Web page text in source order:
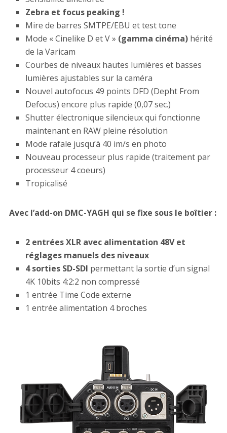
Zebra et focus peaking !
Mire de barres SMTPE/EBU et test tone
Mode « Cinelike D et V » (gamma cinéma)hérité
de la Varicam
Courbes de niveaux hautes lumières et basses
lumières ajustables sur la caméra
Nouvel autofocus 49 points DFD (Depht From
Defocus) encore plus rapide (0,07 sec.)
Shutter électronique silencieux qui fonctionne
maintenant en RAW pleine résolution
Mode rafale jusqu’à 40 im/s en photo
Nouveau processeur plus rapide (traitement par
processeur 4 coeurs)
Tropicalisé
Avec l’add-on DMC-YAGH qui se fixe sous le boîtier :
2 entrées XLR avec alimentation 48V et
réglages manuels des niveaux
4 sorties SD-SDI permettant la sortie d’un signal
4K 10bits 4:2:2 non compressé
1 entrée Time Code externe
1 entrée alimentation 4 broches